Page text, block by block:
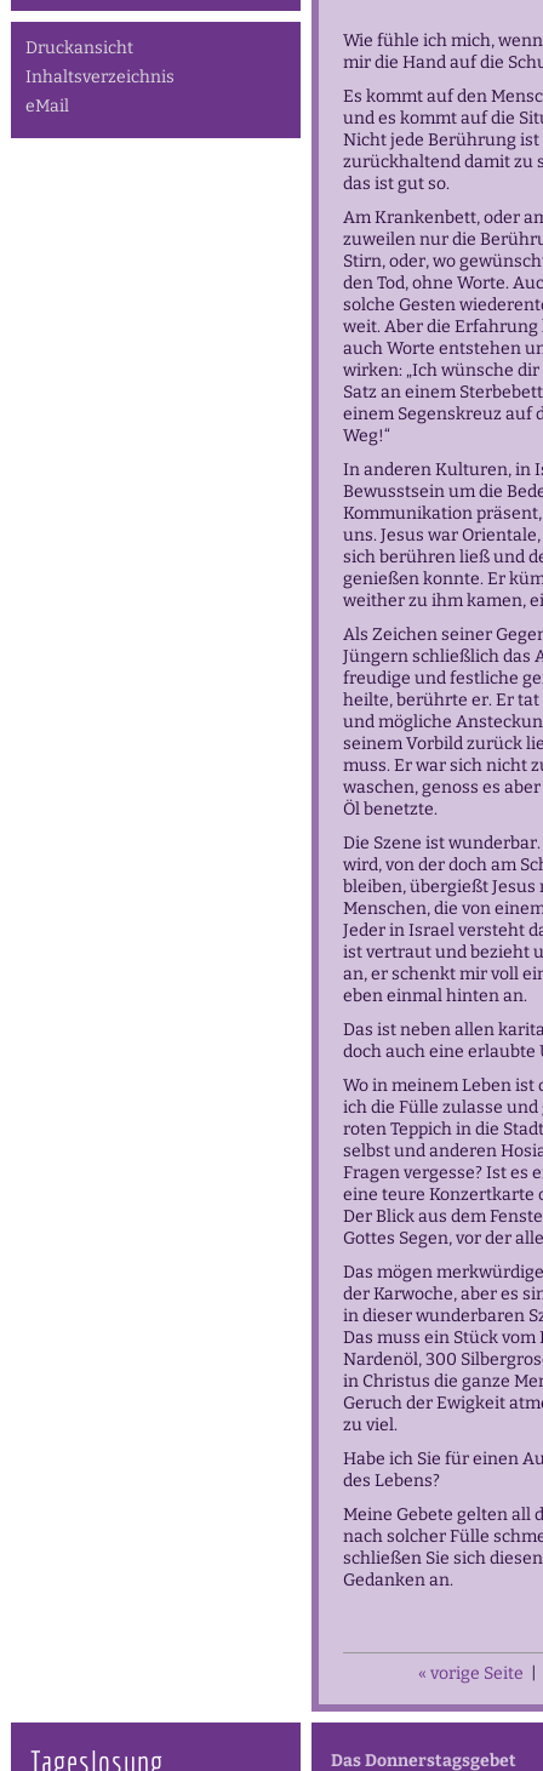
Druckansicht
Inhaltsverzeichnis
eMail
Wie fühle ich mich,
mir die Hand auf die
Es kommt auf den
und es kommt auf die
Nicht jede Berührung
zurückhaltend damit zu
das ist gut so.
Am Krankenbett, oder
zuweilen nur die
Stirn, oder, wo
den Tod, ohne Worte.
solche Gesten
weit. Aber die
auch Worte entstehen
wirken: „Ich wünsche
Satz an einem
einem Segenskreuz auf
Weg!“
In anderen Kulturen, in
Bewusstsein um die
Kommunikation
uns. Jesus war
sich berühren ließ und
genießen konnte. Er
weither zu ihm kamen,
Als Zeichen seiner
Jüngern schließlich das
freudige und festliche
heilte, berührte er. Er
und mögliche
seinem Vorbild zurück
muss. Er war sich nicht
waschen, genoss es
Öl benetzte.
Die Szene ist
wird, von der doch am
bleiben, übergießt
Menschen, die von
Jeder in Israel versteht
ist vertraut und bezieht
an, er schenkt mir voll
eben einmal hinten an.
Das ist neben allen
doch auch eine
Wo in meinem Leben ist
ich die Fülle zulasse
roten Teppich in die
selbst und anderen
Fragen vergesse? Ist es
eine teure Konzertkarte
Der Blick aus dem
Gottes Segen, vor der
Das mögen
der Karwoche, aber es
in dieser wunderbaren
Das muss ein Stück
Nardenöl, 300
in Christus die ganze
Geruch der Ewigkeit
zu viel.
Habe ich Sie für einen
des Lebens?
Meine Gebete gelten all
nach solcher Fülle
schließen Sie sich
Gedanken an.
« vorige Seite
Tageslosung Das Donnerstagsgebet